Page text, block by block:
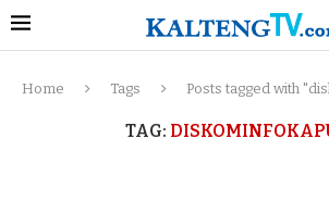
Home Tags Posts tagged with
TAG: